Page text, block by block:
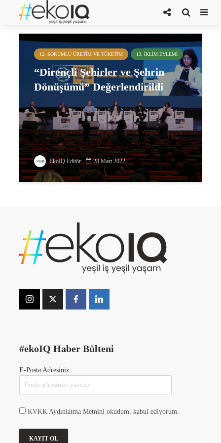
Bülent Gülçubuk
12. SORUMLU ÜRETIM VE TÜKETIM 13. İKLIM EYLEMI
“Dirençli Şehirler ve Şehrin
Dönüşümü” Değerlendirildi
EkoIQ Editör 28 Mart 2022
#ekoIQ Haber Bülteni
E-Posta Adresiniz:
KVKK Aydınlatma Metnini okudum, kabul ediyorum.